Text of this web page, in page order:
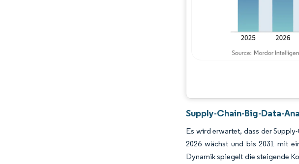
Supply-Chain-Big-Data-
Es wird erwartet, dass der
2026 wächst und bis 2031 mit
Dynamik spiegelt die steigende